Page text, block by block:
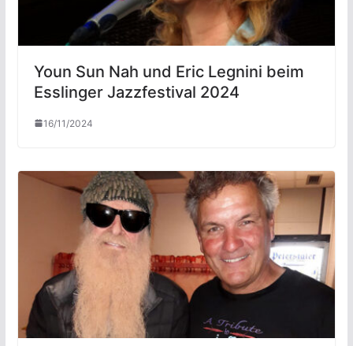
Youn Sun Nah und Eric Legnini beim
Esslinger Jazzfestival 2024
16/11/2024